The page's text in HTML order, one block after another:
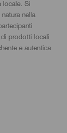
locale. Si
nella
prodotti locali
e autentica